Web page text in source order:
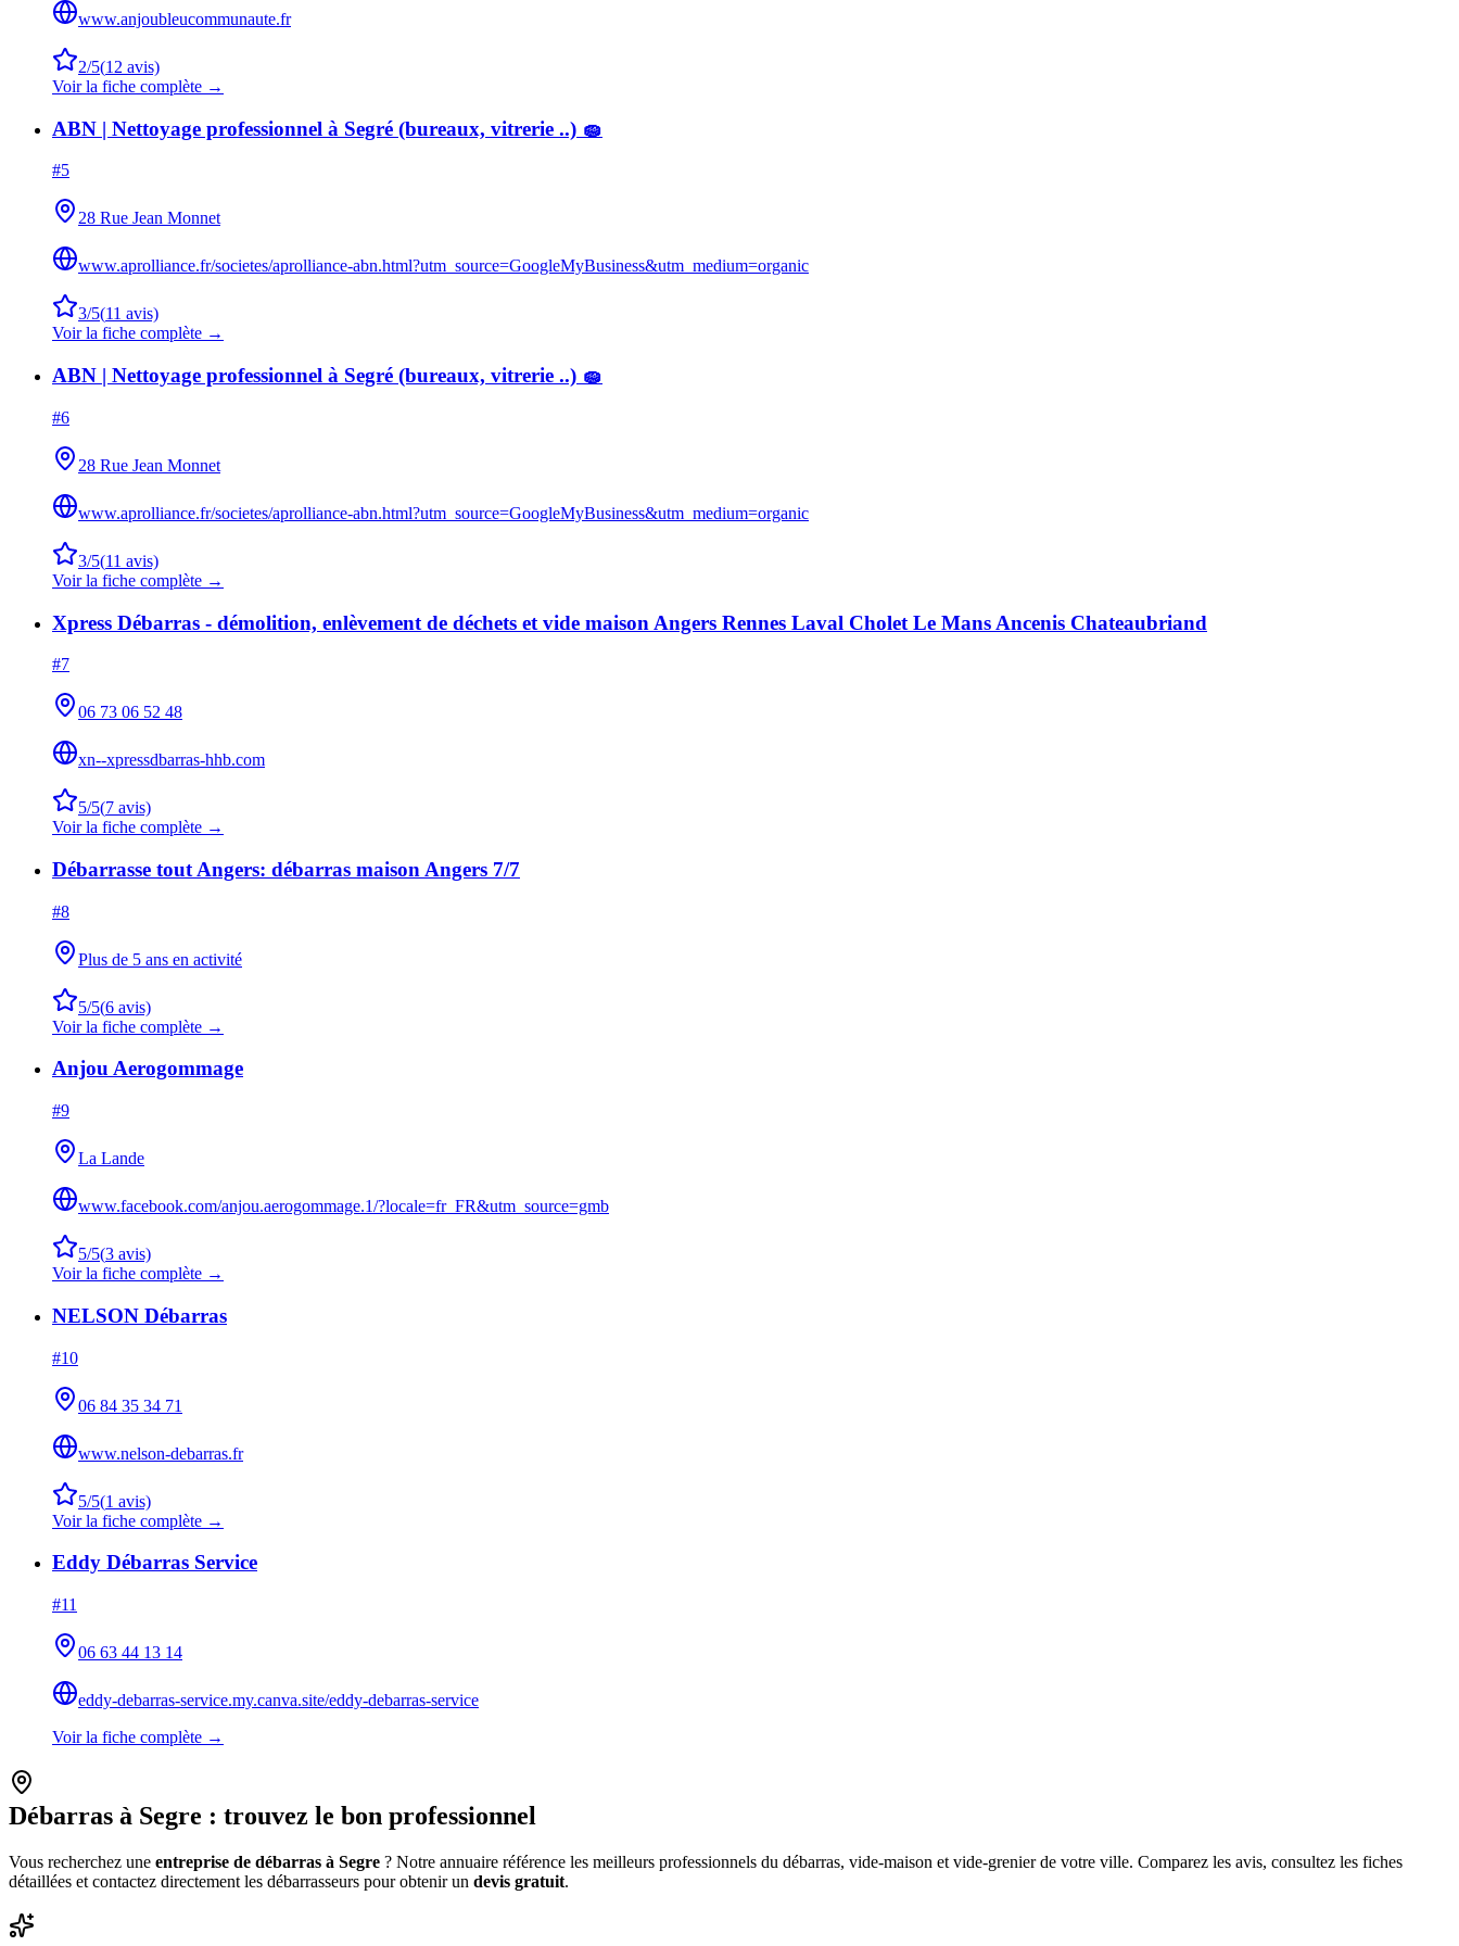
www.anjoubleucommunaute.fr
2/5(12 avis)
Voir la fiche complète →
ABN | Nettoyage professionnel à Segré (bureaux, vitrerie ..) 🧽
#5
28 Rue Jean Monnet
www.aprolliance.fr/societes/aprolliance-abn.html?utm_source=GoogleMyBusiness&utm_medium=organic
3/5(11 avis)
Voir la fiche complète →
ABN | Nettoyage professionnel à Segré (bureaux, vitrerie ..) 🧽
#6
28 Rue Jean Monnet
www.aprolliance.fr/societes/aprolliance-abn.html?utm_source=GoogleMyBusiness&utm_medium=organic
3/5(11 avis)
Voir la fiche complète →
Xpress Débarras - démolition, enlèvement de déchets et vide maison Angers Rennes Laval Cholet Le Mans Ancenis Chateaubriand
#7
06 73 06 52 48
xn--xpressdbarras-hhb.com
5/5(7 avis)
Voir la fiche complète →
Débarrasse tout Angers: débarras maison Angers 7/7
#8
Plus de 5 ans en activité
5/5(6 avis)
Voir la fiche complète →
Anjou Aerogommage
#9
La Lande
www.facebook.com/anjou.aerogommage.1/?locale=fr_FR&utm_source=gmb
5/5(3 avis)
Voir la fiche complète →
NELSON Débarras
#10
06 84 35 34 71
www.nelson-debarras.fr
5/5(1 avis)
Voir la fiche complète →
Eddy Débarras Service
#11
06 63 44 13 14
eddy-debarras-service.my.canva.site/eddy-debarras-service
Voir la fiche complète →
Débarras à Segre : trouvez le bon professionnel
Vous recherchez une entreprise de débarras à Segre ? Notre annuaire référence les meilleurs professionnels du débarras, vide-maison et vide-grenier de votre ville. Comparez les avis, consultez les fiches
détaillées et contactez directement les débarrasseurs pour obtenir un devis gratuit.